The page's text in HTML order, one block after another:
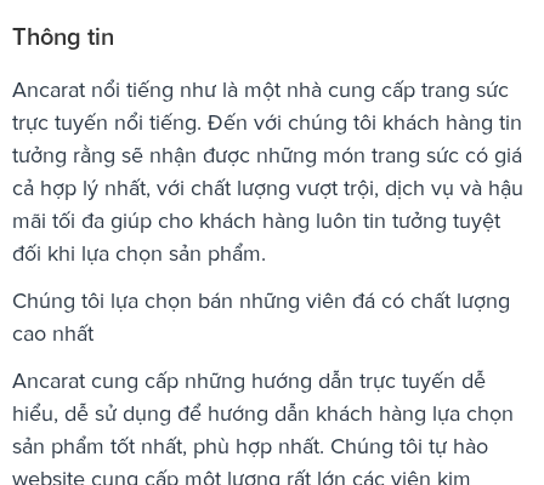
Thông tin
Ancarat nổi tiếng như là một nhà cung cấp trang sức
trực tuyến nổi tiếng. Đến với chúng tôi khách hàng tin
tưởng rằng sẽ nhận được những món trang sức có giá
cả hợp lý nhất, với chất lượng vượt trội, dịch vụ và hậu
mãi tối đa giúp cho khách hàng luôn tin tưởng tuyệt
đối khi lựa chọn sản phẩm.
Chúng tôi lựa chọn bán những viên đá có chất lượng
cao nhất
Ancarat cung cấp những hướng dẫn trực tuyến dễ
hiểu, dễ sử dụng để hướng dẫn khách hàng lựa chọn
sản phẩm tốt nhất, phù hợp nhất. Chúng tôi tự hào
website cung cấp một lượng rất lớn các viên kim